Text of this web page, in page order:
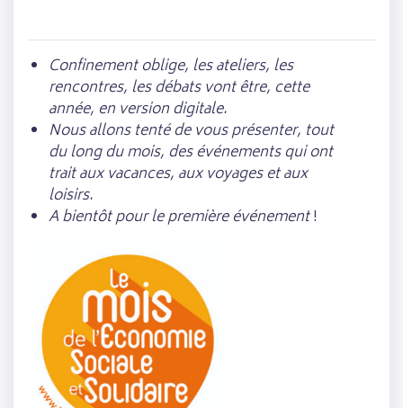
Confinement oblige, les ateliers, les
rencontres, les débats vont être, cette
année, en version digitale.
Nous allons tenté de vous présenter, tout
du long du mois, des événements qui ont
trait aux vacances, aux voyages et aux
loisirs.
A bientôt pour le première événement!